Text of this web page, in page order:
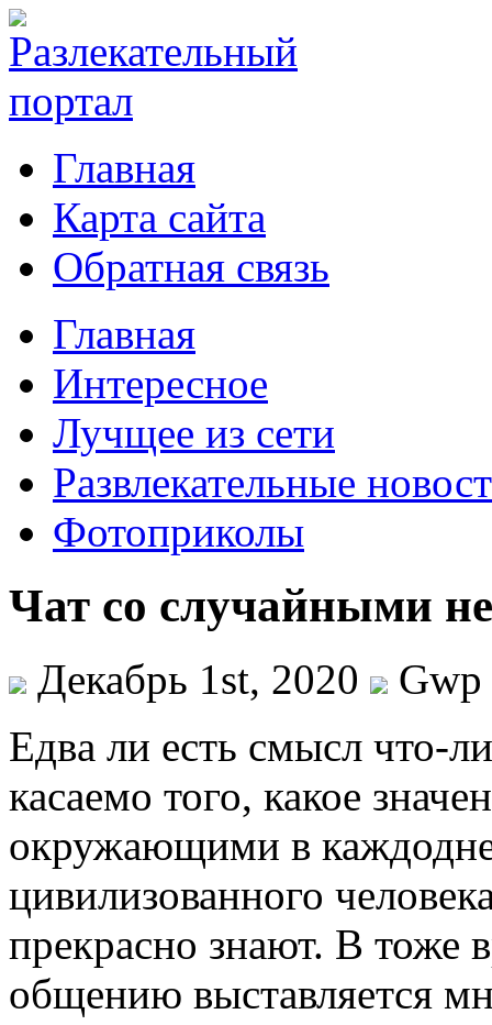
Главная
Карта сайта
Обратная связь
Главная
Интересное
Лучщее из сети
Развлекательные
Фотоприколы
Чат со случайными
Декабрь 1st, 2020
Gwp
Eдвa ли eсть смысл что-
касаемо того, какое
окружающими в
цивилизованного
прекрасно знают. В тоже
общению выставляется